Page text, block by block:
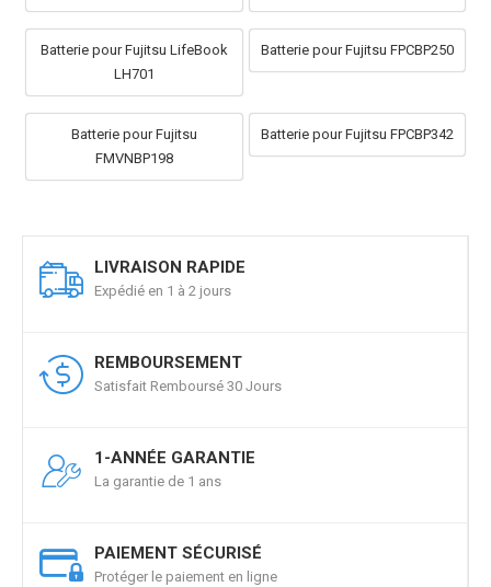
Batterie pour Fujitsu LifeBook
LH701
Batterie pour Fujitsu FPCBP250
Batterie pour Fujitsu
FMVNBP198
Batterie pour Fujitsu FPCBP342
LIVRAISON RAPIDE
Expédié en 1 à 2 jours
REMBOURSEMENT
Satisfait Remboursé 30 Jours
1-ANNÉE GARANTIE
La garantie de 1 ans
PAIEMENT SÉCURISÉ
Protéger le paiement en ligne